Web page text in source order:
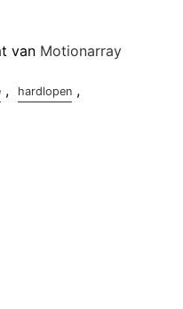
van Motionarray
, hardlopen ,